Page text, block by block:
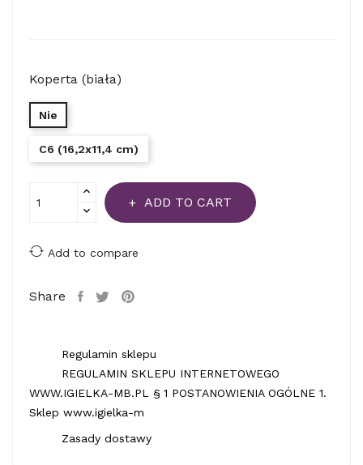
Koperta (biała)
Nie
C6 (16,2x11,4 cm)
ADD TO CART
Add to compare
Share
Regulamin sklepu
REGULAMIN SKLEPU INTERNETOWEGO
WWW.IGIELKA-MB.PL § 1 POSTANOWIENIA OGÓLNE 1.
Sklep www.igielka-m
Zasady dostawy